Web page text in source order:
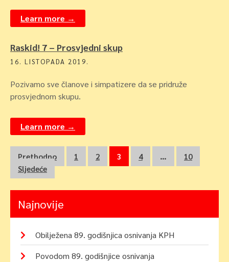
Learn more →
Raskid! 7 – Prosvjedni skup
16. LISTOPADA 2019.
Pozivamo sve članove i simpatizere da se pridruže
prosvjednom skupu.
Learn more →
Navigacija
objava
Prethodno 1 2 3 4 …
10
Sljedeće
Najnovije
Obilježena 89. godišnjica osnivanja KPH
Povodom 89. godišnjice osnivanja